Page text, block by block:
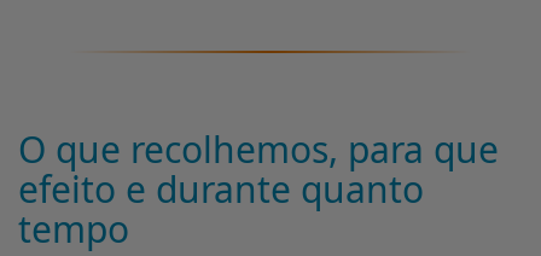
O que recolhemos, para que
efeito e durante quanto
tempo